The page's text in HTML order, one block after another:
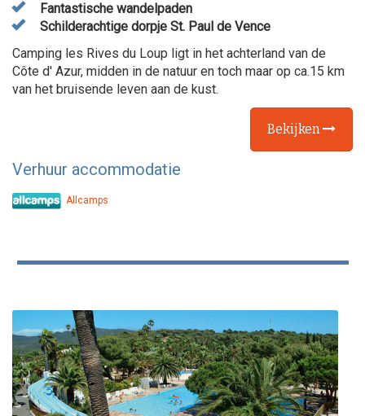
Fantastische wandelpaden
Schilderachtige dorpje St. Paul de Vence
Camping les Rives du Loup ligt in het achterland van de
Côte d' Azur, midden in de natuur en toch maar op ca.15 km
van het bruisende leven aan de kust.
Bekijken
Verhuur accommodatie
Allcamps